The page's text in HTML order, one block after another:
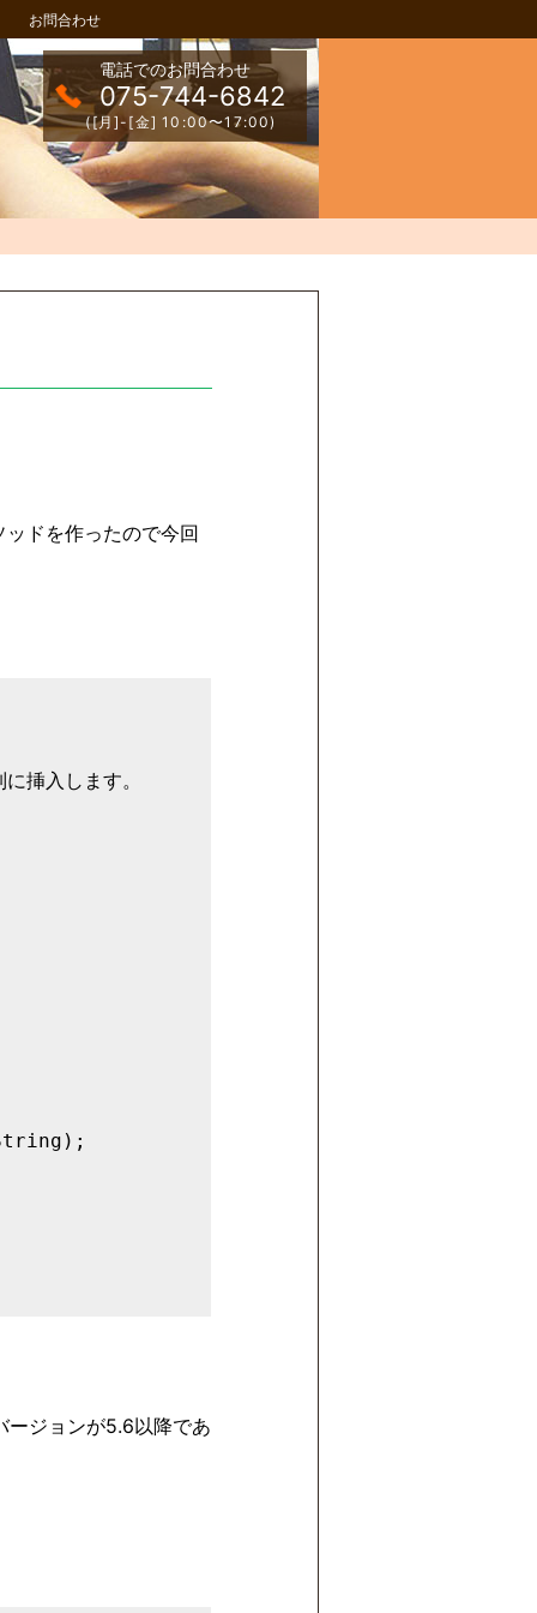
お問合わせ
電話でのお問合わせ
075-744-6842
([月]-[金] 10:00〜17:00)
ドを作ったので今回
入します。
ージョンが5.6以降であ